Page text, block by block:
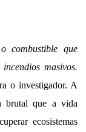
combustible que
masivos.
o investigador. A
brutal que a vida
ecosistemas